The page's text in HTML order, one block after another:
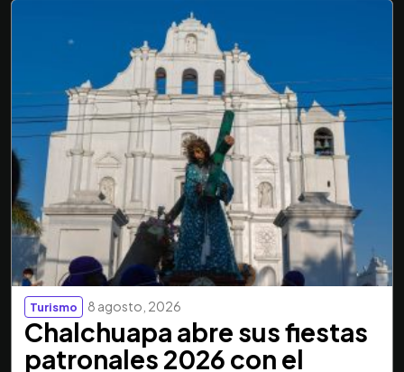
Turismo 8 agosto, 2026
Chalchuapa abre sus fiestas
patronales 2026 con el